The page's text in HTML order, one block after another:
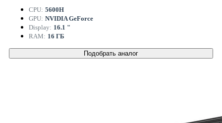
CPU: 5600H
GPU: NVIDIA GeForce
Display: 16.1 "
RAM: 16 ГБ
Подобрать аналог